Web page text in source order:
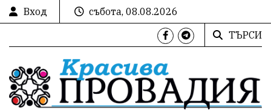
Вход
събота, 08.08.2026
ТЪРСИ